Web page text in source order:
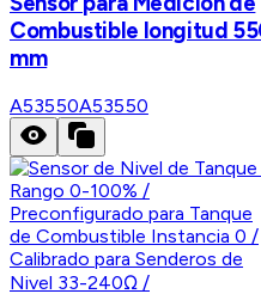
Combustible longitud
mm
A53550A53550